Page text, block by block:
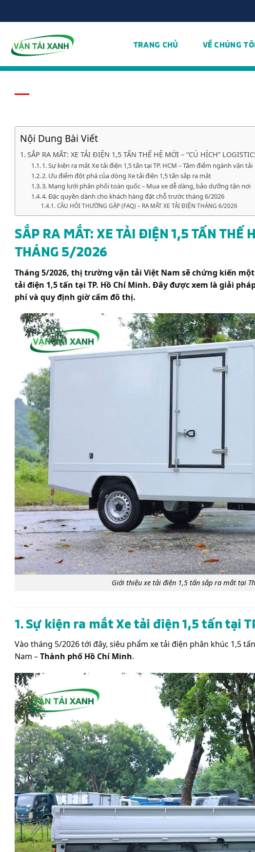
dung
TRANG CHỦ VỀ CHÚNG
Nội Dung Bài Viết
SẮP RA MẮT: XE TẢI ĐIỆN 1,5 TẤN THẾ HỆ MỚI – “CÚ HÍCH”
1. Sự kiện ra mắt Xe tải điện 1,5 tấn tại TP. HCM – Tâm điểm ngành vận tải
2. Ưu điểm đột phá của dòng Xe tải điện 1,5 tấn sắp ra mắt
3. Mạng lưới phân phối toàn quốc – Mua xe dễ dàng, bảo dưỡng tận nơi
4. Đặc quyền dành cho khách hàng đặt chỗ trước tháng 6/2026
CÂU HỎI THƯỜNG GẶP (FAQ) – RA MẮT XE TẢI ĐIỆN THÁNG 6/2026
SẮP RA MẮT: XE TẢI ĐIỆN 1,5 TẤN THẾ
THÁNG 5/2026
Tháng 5/2026, thị trường vận tải Việt Nam sẽ chứng kiến
tải điện 1,5 tấn tại TP. Hồ Chí Minh. Đây được xem là giải
phí và quy định giờ cấm đô thị.
Giới thiệu xe tải điện 1,5 tấn sắp ra mắt tại
1. Sự kiện ra mắt Xe tải điện 1,5 tấn tại
Vào tháng 5/2026 tới đây, siêu phẩm xe tải điện phân khúc 1,5
Nam –Thành phố Hồ Chí Minh.